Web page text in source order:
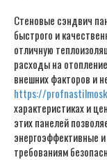
Стеновые сэндвич
быстрого и
отличную
расходы на
внешних факторов и
https://
характеристиках и
этих панелей
энергоэффективные
требованиям